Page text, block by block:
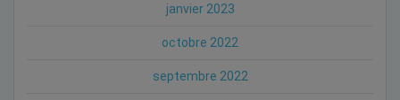
janvier 2023
octobre 2022
septembre 2022